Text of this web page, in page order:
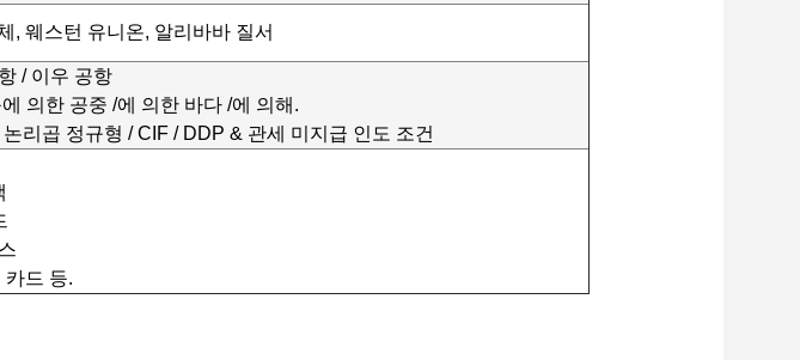
, 웨스턴 유니온, 알리바바 질서
/ 이우 공항
의한 공중 /에 의한 바다 /에 의해.
리곱 정규형 / CIF / DDP & 관세 미지급 인도 조건
카드 등.